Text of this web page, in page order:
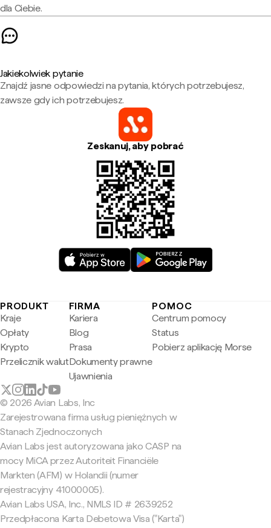
dla Ciebie.
Jakiekolwiek pytanie
Znajdź jasne odpowiedzi na pytania, których potrzebujesz,
zawsze gdy ich potrzebujesz.
Zeskanuj, aby pobrać
PRODUKT
Kraje
Opłaty
Krypto
Przelicznik walut
FIRMA
Kariera
Blog
Prasa
Dokumenty prawne
Ujawnienia
POMOC
Centrum pomocy
Status
Pobierz aplikację Morse
© 2026 Avian Labs, Inc
Zarejestrowana firma usług pieniężnych w
Stanach Zjednoczonych
Avian Labs jest autoryzowana jako CASP na
mocy MiCA przez Autoriteit Financiële
Markten (AFM) w Holandii (numer
rejestracyjny 41000005).
Avian Labs USA, Inc., NMLS ID # 2639252
Przedpłacona Karta Debetowa Visa ("Karta")